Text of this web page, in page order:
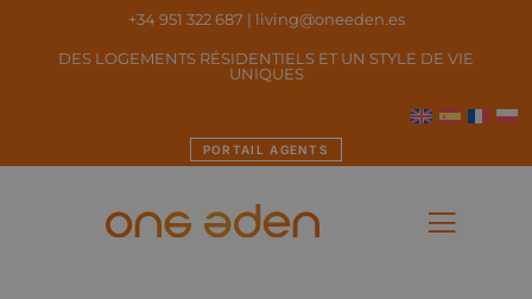
+34 951 322 687 | living@oneeden.es
DES LOGEMENTS RÉSIDENTIELS ET UN STYLE DE VIE
UNIQUES
PORTAIL AGENTS